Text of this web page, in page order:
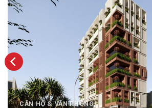
CĂN HỘ & VĂN PHÒNG